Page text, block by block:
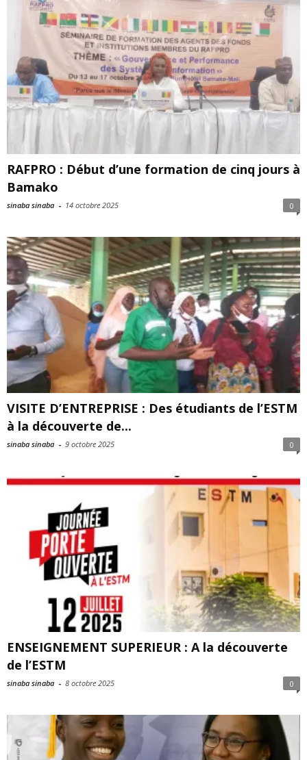
RAFPRO : Début d’une formation de cinq jours à
Bamako
sinaba sinaba - 14 octobre 2025 0
VISITE D’ENTREPRISE : Des étudiants de l’ESTM
à la découverte de...
sinaba sinaba - 9 octobre 2025 0
ENSEIGNEMENT SUPERIEUR : A la découverte
de l’ESTM
sinaba sinaba - 8 octobre 2025 0